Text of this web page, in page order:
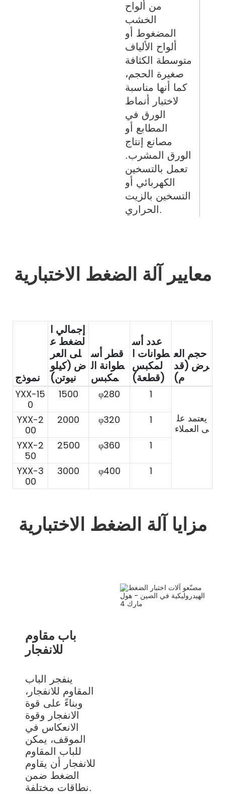
من ألواح
الخشب
المضغوط أو
ألواح الألياف
متوسطة الكثافة
صغيرة الحجم،
كما أنها مناسبة
لاختبار أنماط
الورق في
المطابع أو
مصانع إنتاج
الورق المشرب.
تعمل بالتسخين
الكهربائي أو
التسخين بالزيت
الحراري.
معايير آلة الضغط الاختبارية
نموذج
إجمالي ا
لضغط ع
لى العر
ض (كيلو
نيوتن)
قطر أس
طوانة ال
مكبس
عدد أس
طوانات ا
لمكبس
(قطعة)
حجم الع
رض (قد
م)
YXX-15
0
1500 φ280
1
يعتمد عل
ى العملاء
YXX-2
00
2000 φ320 1
YXX-2
50
2500 φ360 1
YXX-3
00
3000 φ400 1
مزايا آلة الضغط الاختبارية
باب مقاوم
للانفجار
ينفجر الباب
المقاوم للانفجار،
وبناءً على قوة
الانفجار وقوة
الانعكاس في
الموقف، يمكن
للباب المقاوم
للانفجار أن يقاوم
الضغط ضمن
نطاقات مختلفة.